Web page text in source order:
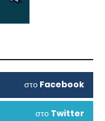
στο Facebook
στο Twitter